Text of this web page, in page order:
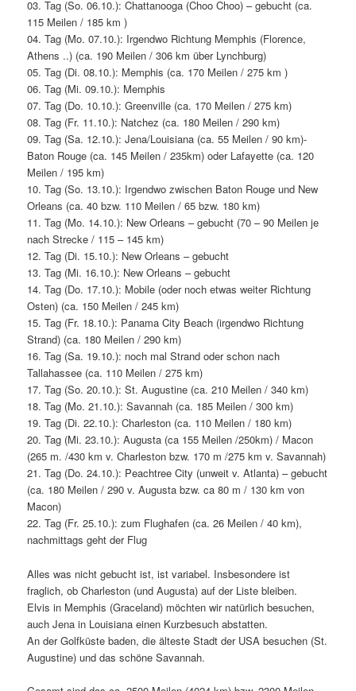
03. Tag (So. 06.10.): Chattanooga (Choo Choo) – gebucht (ca.
115 Meilen / 185 km )
04. Tag (Mo. 07.10.): Irgendwo Richtung Memphis (Florence,
Athens ..) (ca. 190 Meilen / 306 km über Lynchburg)
05. Tag (Di. 08.10.): Memphis (ca. 170 Meilen / 275 km )
06. Tag (Mi. 09.10.): Memphis
07. Tag (Do. 10.10.): Greenville (ca. 170 Meilen / 275 km)
08. Tag (Fr. 11.10.): Natchez (ca. 180 Meilen / 290 km)
09. Tag (Sa. 12.10.): Jena/Louisiana (ca. 55 Meilen / 90 km)-
Baton Rouge (ca. 145 Meilen / 235km) oder Lafayette (ca. 120
Meilen / 195 km)
10. Tag (So. 13.10.): Irgendwo zwischen Baton Rouge und New
Orleans (ca. 40 bzw. 110 Meilen / 65 bzw. 180 km)
11. Tag (Mo. 14.10.): New Orleans – gebucht (70 – 90 Meilen je
nach Strecke / 115 – 145 km)
12. Tag (Di. 15.10.): New Orleans – gebucht
13. Tag (Mi. 16.10.): New Orleans – gebucht
14. Tag (Do. 17.10.): Mobile (oder noch etwas weiter Richtung
Osten) (ca. 150 Meilen / 245 km)
15. Tag (Fr. 18.10.): Panama City Beach (irgendwo Richtung
Strand) (ca. 180 Meilen / 290 km)
16. Tag (Sa. 19.10.): noch mal Strand oder schon nach
Tallahassee (ca. 110 Meilen / 275 km)
17. Tag (So. 20.10.): St. Augustine (ca. 210 Meilen / 340 km)
18. Tag (Mo. 21.10.): Savannah (ca. 185 Meilen / 300 km)
19. Tag (Di. 22.10.): Charleston (ca. 110 Meilen / 180 km)
20. Tag (Mi. 23.10.): Augusta (ca 155 Meilen /250km) / Macon
(265 m. /430 km v. Charleston bzw. 170 m /275 km v. Savannah)
21. Tag (Do. 24.10.): Peachtree City (unweit v. Atlanta) – gebucht
(ca. 180 Meilen / 290 v. Augusta bzw. ca 80 m / 130 km von
Macon)
22. Tag (Fr. 25.10.): zum Flughafen (ca. 26 Meilen / 40 km),
nachmittags geht der Flug
Alles was nicht gebucht ist, ist variabel. Insbesondere ist
fraglich, ob Charleston (und Augusta) auf der Liste bleiben.
Elvis in Memphis (Graceland) möchten wir natürlich besuchen,
auch Jena in Louisiana einen Kurzbesuch abstatten.
An der Golfküste baden, die älteste Stadt der USA besuchen (St.
Augustine) und das schöne Savannah.